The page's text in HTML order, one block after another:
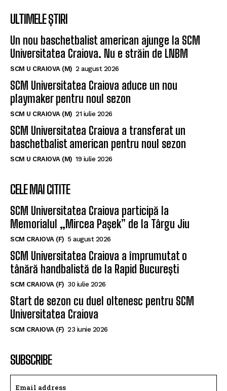
ULTIMELE ȘTIRI
Un nou baschetbalist american ajunge la SCM
Universitatea Craiova. Nu e străin de LNBM
SCM U CRAIOVA (M)
SCM Universitatea Craiova aduce un nou
playmaker pentru noul sezon
SCM U CRAIOVA (M) 21 iulie 2026
SCM Universitatea Craiova a transferat un
baschetbalist american pentru noul sezon
SCM U CRAIOVA (M) 19 iulie 2026
CELE MAI CITITE
SCM Universitatea Craiova participă la
Memorialul „Mircea Pașek” de la Târgu Jiu
SCM CRAIOVA (F)
SCM Universitatea Craiova a împrumutat o
tânără handbalistă de la Rapid București
SCM CRAIOVA (F) 30 iulie 2026
Start de sezon cu duel oltenesc pentru SCM
Universitatea Craiova
SCM CRAIOVA (F) 23 iunie 2026
SUBSCRIBE